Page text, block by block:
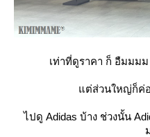
เท่าที่ดูราคา ก็ อืมมมม
ต่ส่วนใหญ่ก็ค่อ
ไปดู Adidas บ้าง ช่วงนั้น